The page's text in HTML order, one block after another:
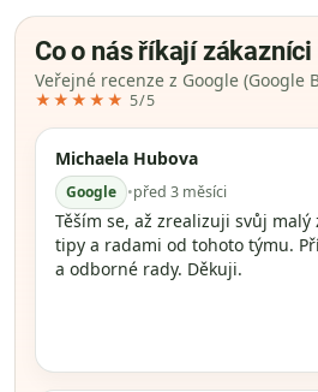
Co o nás říkají zákazníci
Veřejné recenze z Google (Google
★★★★★ 5/5
Michaela Hubova
Google •před 3 měsíci
Těším se, až zrealizuji svůj
tipy a radami od tohoto týmu.
a odborné rady. Děkuji.